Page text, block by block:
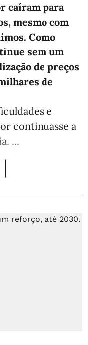
caíram para
mesmo com
Como
sem um
de preços
de
e
continuasse a
...